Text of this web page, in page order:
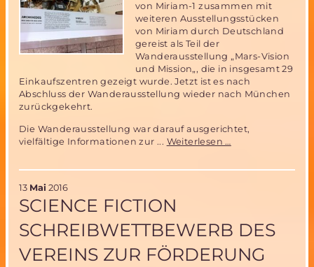
von Miriam-1 zusammen mit
weiteren Ausstellungsstücken
von Miriam durch Deutschland
gereist als Teil der
Wanderausstellung „Mars-Vision
und Mission„, die in insgesamt 29
Einkaufszentren gezeigt wurde. Jetzt ist es nach
Abschluss der Wanderausstellung wieder nach München
zurückgekehrt.
Die Wanderausstellung war darauf ausgerichtet,
vielfältige Informationen zur ... Weiterlesen …
in
13 Mai 2016
SCIENCE FICTION
SCHREIBWETTBEWERB DES
VEREINS ZUR FÖRDERUNG